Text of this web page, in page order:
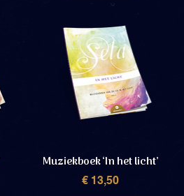
Muziekboek ‘In het licht’
Prijs
€ 13,50